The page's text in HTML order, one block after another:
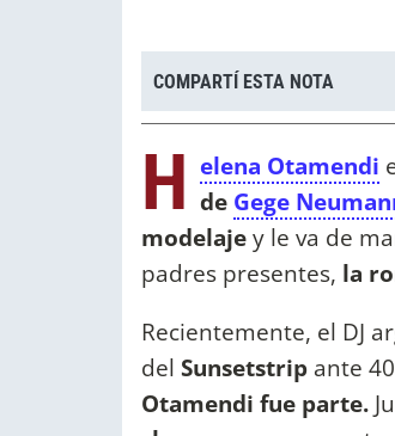
COMPARTÍ ESTA NOTA
H elena Otamendi
de Gege
modelajey le va de
padres presentes, la
Recientemente, el DJ
del Sunsetstrip ante
Otamendi fue parte.